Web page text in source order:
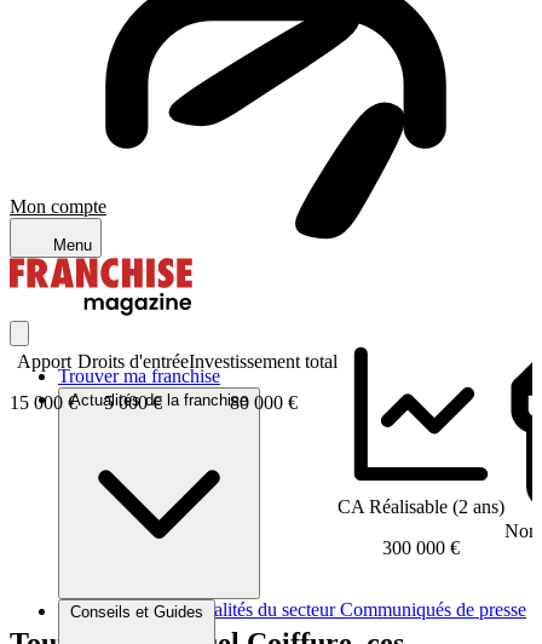
Mon compte
Menu
Trouver ma franchise
Actualités de la franchise
Brèves et actus Actualités du secteur Communiqués de presse
Conseils et Guides
Apport
15 000 €
Droits d'entrée
5 000 €
Investissement total
80 000 €
CA Réalisable (2 ans)
300 000 €